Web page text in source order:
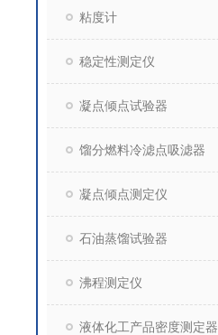
粘度计
稳定性测定仪
凝点倾点试验器
馏分燃料冷滤点吸滤器
凝点倾点测定仪
石油蒸馏试验器
沸程测定仪
液体化工产品密度测定器